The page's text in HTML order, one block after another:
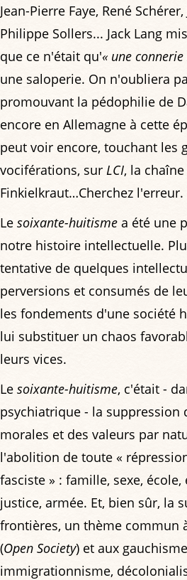
Jean-Pierre Faye, René
Philippe Sollers... Jack Lang
que ce n'était qu'« une connerie
une saloperie. On n'oubliera
promouvant la pédophilie de
encore en Allemagne à cette
peut voir encore, touchant les
vociférations, sur LCI, la
Finkielkraut…Cherchez l'erreur.
Le soixante-huitisme a été une
notre histoire intellectuelle.
tentative de quelques
perversions et consumés de
les fondements d'une société
lui substituer un chaos
leurs vices.
Le soixante-huitisme, c'était -
psychiatrique - la suppression
morales et des valeurs par
l'abolition de toute «
fasciste » : famille, sexe,
justice, armée. Et, bien sûr, la
frontières, un thème commun
(Open Society) et aux
immigrationnisme,